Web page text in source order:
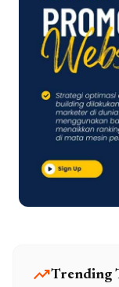
trending_upTrending